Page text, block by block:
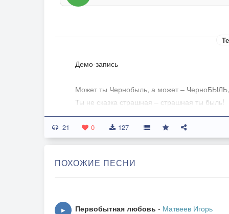
Демо-запись
Может ты Чернобыль, а может – ЧерноБЫЛЬ,
Ты не сказка страшная – страшная ты быль!
Скольких он забрал когда-то,
Наш сугубо «мирный» атом,
Столько горя, боли, слёз!
Не трава зелёная – чёрная ты пыль!
21 0 127
ПОХОЖИЕ ПЕСНИ
▶ Первобытная любовь - Матвеев Игорь